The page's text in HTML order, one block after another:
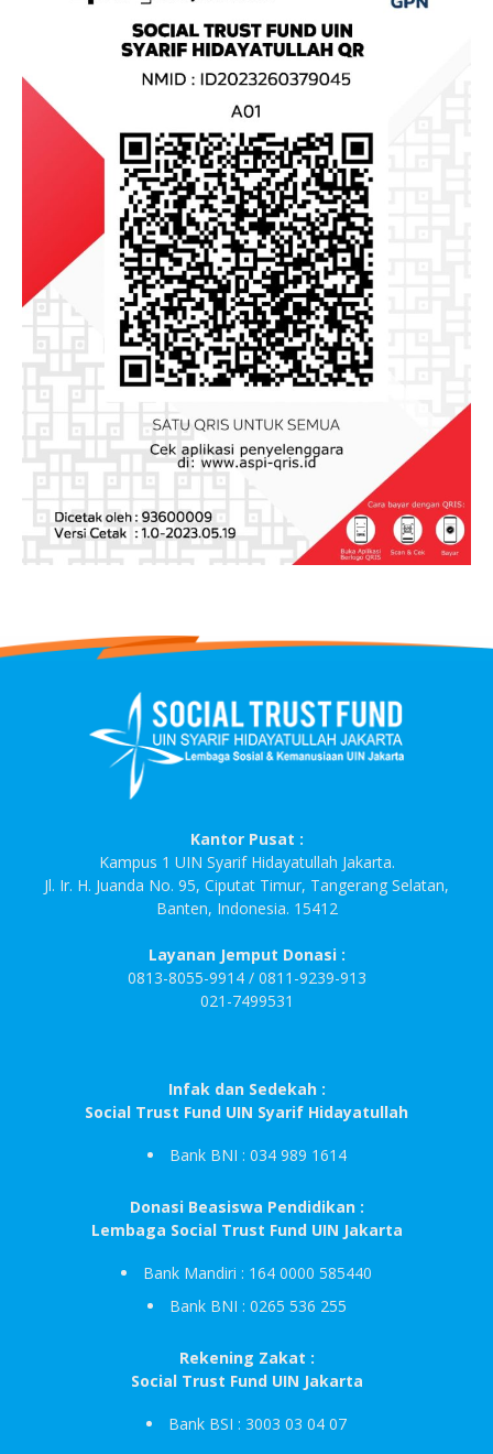
Kantor Pusat :
Kampus 1 UIN Syarif Hidayatullah Jakarta.
Jl. Ir. H. Juanda No. 95, Ciputat Timur, Tangerang Selatan,
Banten, Indonesia. 15412
Layanan Jemput Donasi :
0813-8055-9914 / 0811-9239-913
021-7499531
Infak dan Sedekah :
Social Trust Fund UIN Syarif Hidayatullah
Bank BNI : 034 989 1614
Donasi Beasiswa Pendidikan :
Lembaga Social Trust Fund UIN Jakarta
Bank Mandiri : 164 0000 585440
Bank BNI : 0265 536 255
Rekening Zakat :
Social Trust Fund UIN Jakarta
Bank BSI : 3003 03 04 07